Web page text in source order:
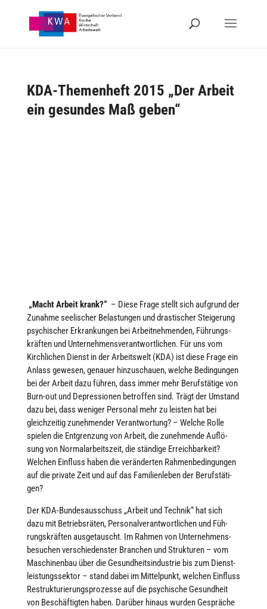
KDA-Themenheft 2015 „Der Arbeit
ein gesundes Maß geben“
„Macht Arbeit krank?“ – Diese Frage stellt sich aufgrund der
Zunahme see­li­scher Belas­tun­gen und dras­ti­scher Stei­ge­rung
psy­chi­scher Erkran­kun­gen bei Arbeitnehmen­den, Füh­rungs­
kräf­ten und Unternehmens­verantwortlichen. Für uns vom
Kirch­li­chen Dienst in der Arbeits­welt (KDA) ist diese Frage ein
Anlass gewesen, genauer hin­zu­schauen, welche Bedin­gun­gen
bei der Arbeit dazu führen, dass immer mehr Berufs­tä­tige von
Burn-out und Depres­sio­nen betrof­fen sind. Trägt der Umstand
dazu bei, dass weniger Personal mehr zu leisten hat bei
gleich­zei­tig zuneh­men­der Verant­wortung? – Welche Rolle
spielen die Ent­grenzung von Arbeit, die zuneh­mende Auf­lö­
sung von Nor­mal­ar­beits­zeit, die ständige Erreich­bar­keit?
Welchen Einfluss haben die ver­än­der­ten Rah­men­be­din­gun­gen
auf die private Zeit und auf das Fami­li­en­le­ben der Berufs­tä­ti­
gen?
Der KDA-Bun­des­aus­schuss „Arbeit und Technik“ hat sich
dazu mit Betriebs­rä­ten, Per­so­nal­ver­ant­wort­li­chen und Füh­
rungs­kräften aus­ge­tauscht. Im Rahmen von Unterneh­mens­
besuchen ver­schie­dens­ter Branchen und Struk­tu­ren – vom
Maschi­nen­bau über die Gesundheits­industrie bis zum Dienst­
leis­tungs­sek­tor – stand dabei im Mit­tel­punkt, welchen Einfluss
Restruk­tu­rie­rungs­pro­zesse auf die psy­chi­sche Gesund­heit
von Beschäf­tig­ten haben. Darüber hinaus wurden Gesprä­che